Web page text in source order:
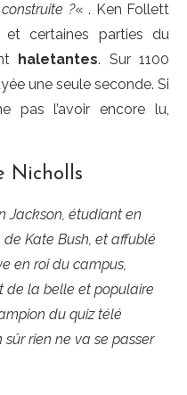
?« . Ken Follett
et certaines parties du
haletantes. Sur 1100
une seule seconde. Si
pas l’avoir encore lu,
Nicholls
Jackson, étudiant en
Kate Bush, et affublé
en roi du campus,
de la belle et populaire
du quiz télé
rien ne va se passer